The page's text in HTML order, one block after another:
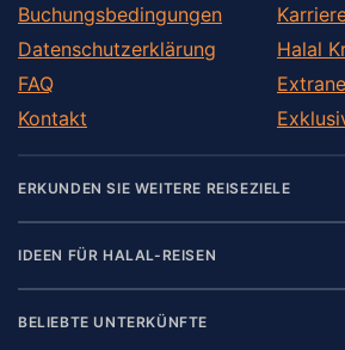
Buchungsbedingungen
Datenschutzerklärung
FAQ
Kontakt
Halal
ERKUNDEN SIE WEITERE REISEZIELE
IDEEN FÜR HALAL-REISEN
BELIEBTE UNTERKÜNFTE